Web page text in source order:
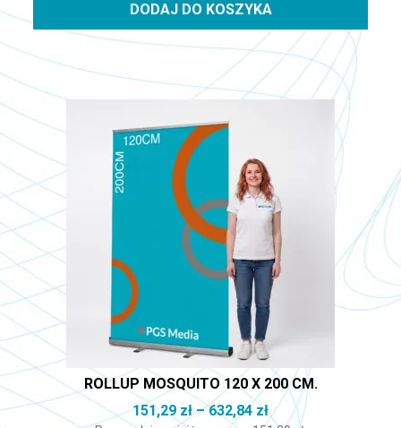
DODAJ DO KOSZYKA
ROLLUP MOSQUITO 120 X 200 CM.
151,29 zł – 632,84 złZakres cen: od